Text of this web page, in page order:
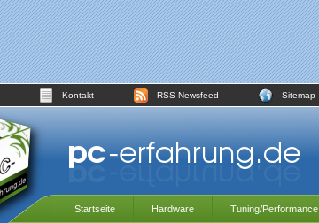
Kontakt RSS-Newsfeed Sitemap
Startseite Hardware Tuning/Performance